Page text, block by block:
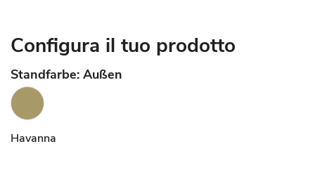
Configura il tuo prodotto
Standfarbe: Außen
Havanna